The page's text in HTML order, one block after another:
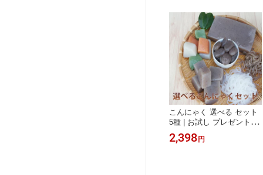
メ 食べ物 ダイエット食品
低糖質 糖質オフ 送料無料
あく抜き不要 ギフト ロカ
ボ お中元
こんにゃく 選べる セット
5種 | お試し プレゼント 蒟
蒻 ダイエット刺身 煮物 料
理 詰め合わせ 蒟蒻 コンニ
2,398円